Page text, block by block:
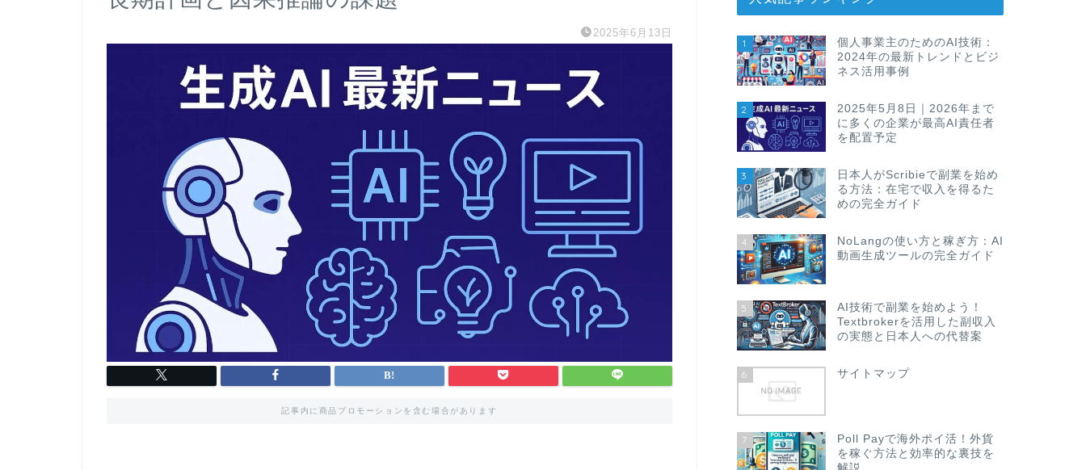
2025年6月13日
記事内に商品プロモーションを含む場合があります
1
個人事業主のためのAI技術：
2024年の最新トレンドとビジ
ネス活用事例
2
2025年5月8日｜2026年まで
に多くの企業が最高AI責任者
を配置予定
3
日本人がScribieで副業を始め
る方法：在宅で収入を得るた
めの完全ガイド
4
NoLangの使い方と稼ぎ方：AI
動画生成ツールの完全ガイド
5
AI技術で副業を始めよう！
Textbrokerを活用した副収入
の実態と日本人への代替案
6 サイトマップ
7
Poll Payで海外ポイ活！外貨
を稼ぐ方法と効率的な裏技を